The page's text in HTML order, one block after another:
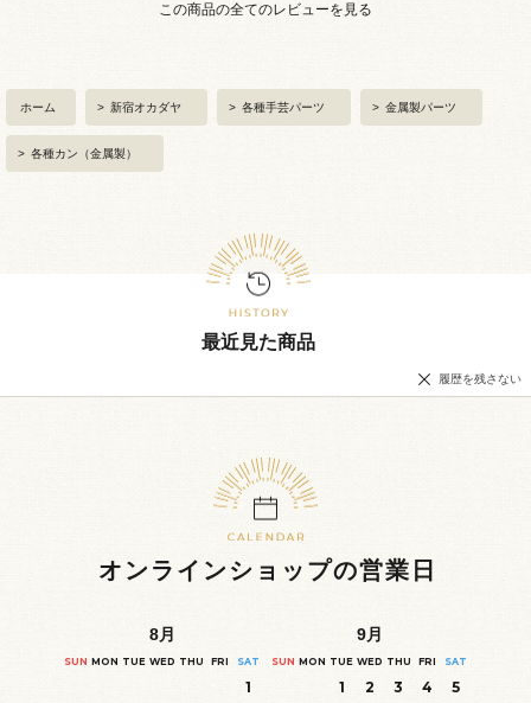
この商品の全てのレビューを見る
ホーム > 新宿オカダヤ > 各種手芸パーツ > 金属製パーツ
> 各種カン（金属製）
最近見た商品
履歴を残さない
オンラインショップの営業日
8月
SUN MON TUE WED THU FRI SAT
1
9月
SUN MON TUE WED THU FRI SAT
1 2 3 4
5